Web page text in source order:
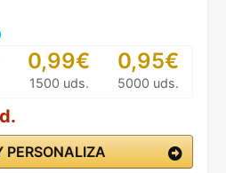
0,99€
1500 uds.
0,95€
5000 uds.